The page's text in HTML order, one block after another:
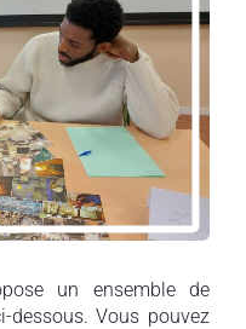
un ensemble de
dessous. Vous pouvez